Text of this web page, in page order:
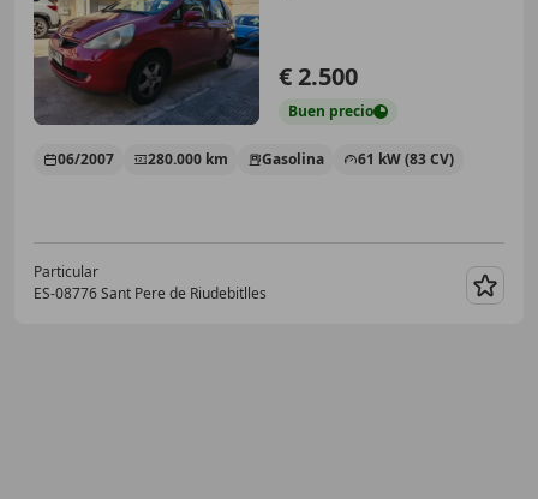
€ 2.500
Buen precio
06/2007 280.000 km Gasolina 61 kW (83 CV)
Particular
ES-08776 Sant Pere de Riudebitlles